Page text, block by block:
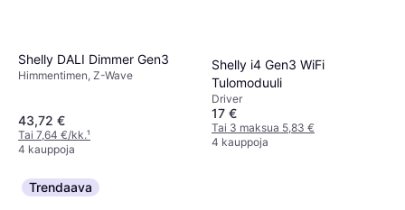
Shelly DALI Dimmer Gen3
Himmentimen, Z-Wave
43,72 €
Tai 7,64 €/kk.¹
4 kauppoja
Shelly i4 Gen3 WiFi
Tulomoduuli
Driver
17 €
Tai 3 maksua 5,83 €
4 kauppoja
Trendaava